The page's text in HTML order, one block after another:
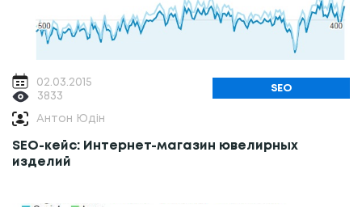
02.03.2015
3833
SEO
Антон Юдін
SEO-кейс: Интернет-магазин ювелирных
изделий